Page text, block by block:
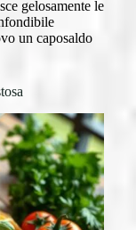
gelosamente le
un caposaldo